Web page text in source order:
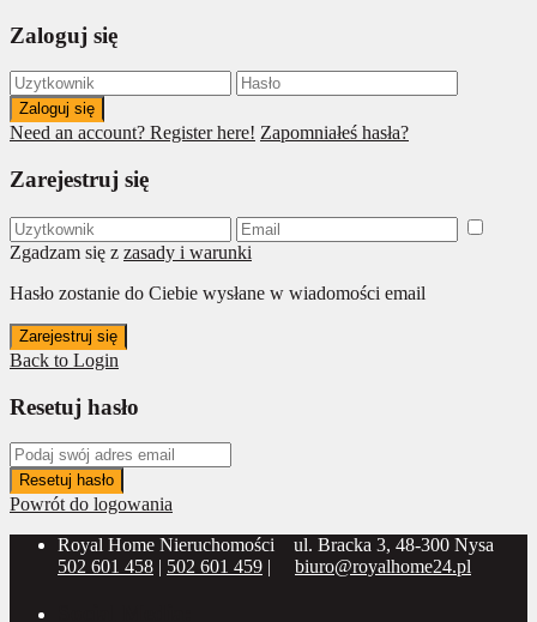
Zaloguj się
Zaloguj się
Need an account? Register here! Zapomniałeś hasła?
Zarejestruj się
Zgadzam się z zasady i warunki
Hasło zostanie do Ciebie wysłane w wiadomości email
Zarejestruj się
Back to Login
Resetuj hasło
Resetuj hasło
Powrót do logowania
Royal Home Nieruchomości
ul. Bracka 3, 48-300 Nysa
502 601 458 | 502 601 459 | biuro@royalhome24.pl